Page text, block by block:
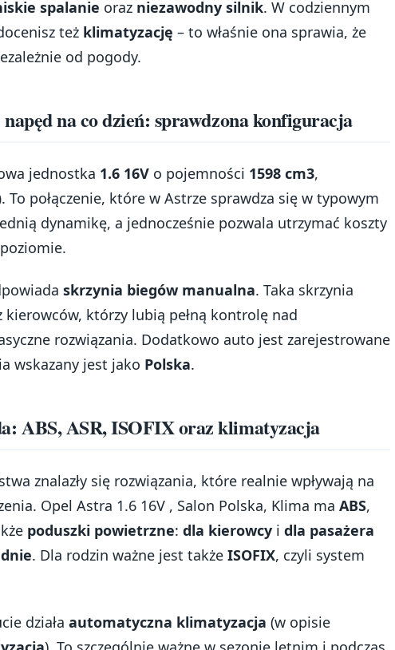
spalanie oraz niezawodny silnik. W codziennym
też klimatyzację – to właśnie ona sprawia, że
od pogody.
na co dzień: sprawdzona konfiguracja
jednostka 1.6 16V o pojemności 1598 cm3,
. To połączenie, które w Astrze sprawdza się w typowym
dynamikę, a jednocześnie pozwala utrzymać koszty
skrzynia biegów manualna. Taka skrzynia
kierowców, którzy lubią pełną kontrolę nad
rozwiązania. Dodatkowo auto jest zarejestrowane
wskazany jest jako Polska.
ABS, ASR, ISOFIX oraz klimatyzacja
znalazły się rozwiązania, które realnie wpływają na
Opel Astra 1.6 16V , Salon Polska, Klima ma ABS,
poduszki powietrzne: dla kierowcy i dla pasażera
. Dla rodzin ważne jest także ISOFIX, czyli system
działa automatyczna klimatyzacja (w opisie